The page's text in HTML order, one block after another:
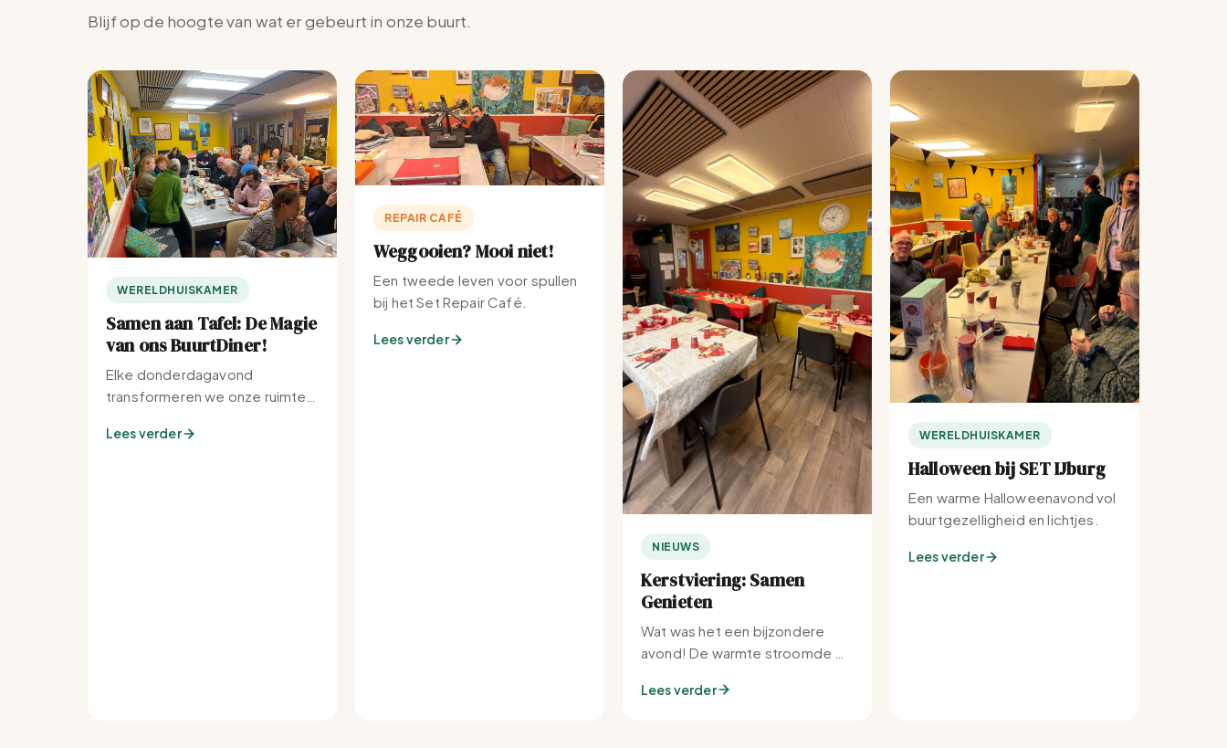
Blijf op de hoogte van wat er gebeurt in onze buurt.
WERELDHUISKAMER
Samen aan Tafel: De Magie
van ons BuurtDiner!
Elke donderdagavond
transformeren we onze ruimte
buurt.
Lees verder
REPAIR CAFÉ
Weggooien? Mooi niet!
Een tweede leven voor spullen
bij het Set Repair Café.
Lees verder
NIEUWS
Kerstviering: Samen
Genieten
Wat was het een bijzondere
avond! De warmte stroomde bij
Lees verder
WERELDHUISKAMER
Halloween bij SET IJburg
Een warme Halloweenavond vol
buurtgezelligheid en lichtjes.
Lees verder